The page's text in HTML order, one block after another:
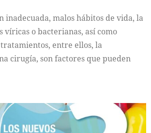
inadecuada, malos hábitos de vida, la
víricas o bacterianas, así como
entre ellos, la
cirugía, son factores que pueden